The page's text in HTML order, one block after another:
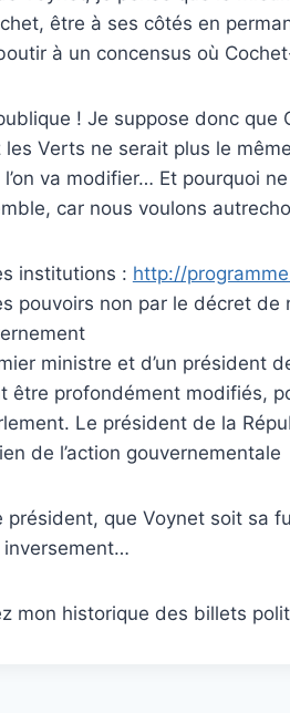
être à ses côtés en
à un concensus où
! Je suppose donc
Verts ne serait plus le
va modifier… Et pourquoi
car nous voulons
institutions : http://
pouvoirs non par le décret
ministre et d’un président
profondément modifiés,
Le président de la
de l’action gouvernementale
que Voynet soit sa
inversement…
mon historique des billets